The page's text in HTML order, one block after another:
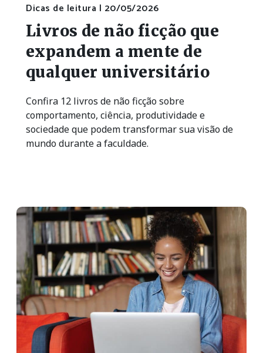
Dicas de leitura | 20/05/2026
Livros de não ficção que
expandem a mente de
qualquer universitário
Confira 12 livros de não ficção sobre
comportamento, ciência, produtividade e
sociedade que podem transformar sua visão de
mundo durante a faculdade.